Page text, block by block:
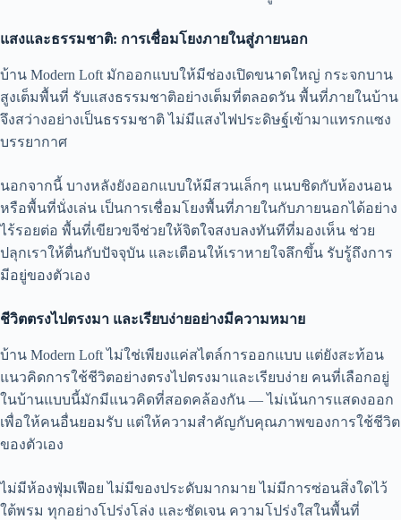
แสงและธรรมชาติ: การเชื่อมโยงภายในสู่ภายนอก
บ้าน Modern Loft มักออกแบบให้มีช่องเปิดขนาดใหญ่ กระจกบาน
สูงเต็มพื้นที่ รับแสงธรรมชาติอย่างเต็มที่ตลอดวัน พื้นที่ภายในบ้าน
จึงสว่างอย่างเป็นธรรมชาติ ไม่มีแสงไฟประดิษฐ์เข้ามาแทรกแซง
บรรยากาศ
นอกจากนี้ บางหลังยังออกแบบให้มีสวนเล็กๆ แนบชิดกับห้องนอน
หรือพื้นที่นั่งเล่น เป็นการเชื่อมโยงพื้นที่ภายในกับภายนอกได้อย่าง
ไร้รอยต่อ พื้นที่เขียวขจีช่วยให้จิตใจสงบลงทันทีที่มองเห็น ช่วย
ปลุกเราให้ตื่นกับปัจจุบัน และเตือนให้เราหายใจลึกขึ้น รับรู้ถึงการ
มีอยู่ของตัวเอง
ชีวิตตรงไปตรงมา และเรียบง่ายอย่างมีความหมาย
บ้าน Modern Loft ไม่ใช่เพียงแค่สไตล์การออกแบบ แต่ยังสะท้อน
แนวคิดการใช้ชีวิตอย่างตรงไปตรงมาและเรียบง่าย คนที่เลือกอยู่
ในบ้านแบบนี้มักมีแนวคิดที่สอดคล้องกัน — ไม่เน้นการแสดงออก
เพื่อให้คนอื่นยอมรับ แต่ให้ความสำคัญกับคุณภาพของการใช้ชีวิต
ของตัวเอง
ไม่มีห้องฟุ่มเฟือย ไม่มีของประดับมากมาย ไม่มีการซ่อนสิ่งใดไว้
ใต้พรม ทุกอย่างโปร่งโล่ง และชัดเจน ความโปร่งใสในพื้นที่